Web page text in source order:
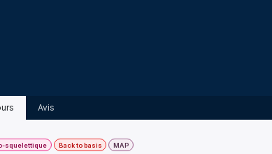
Avis
squelettique Back to basis MAP